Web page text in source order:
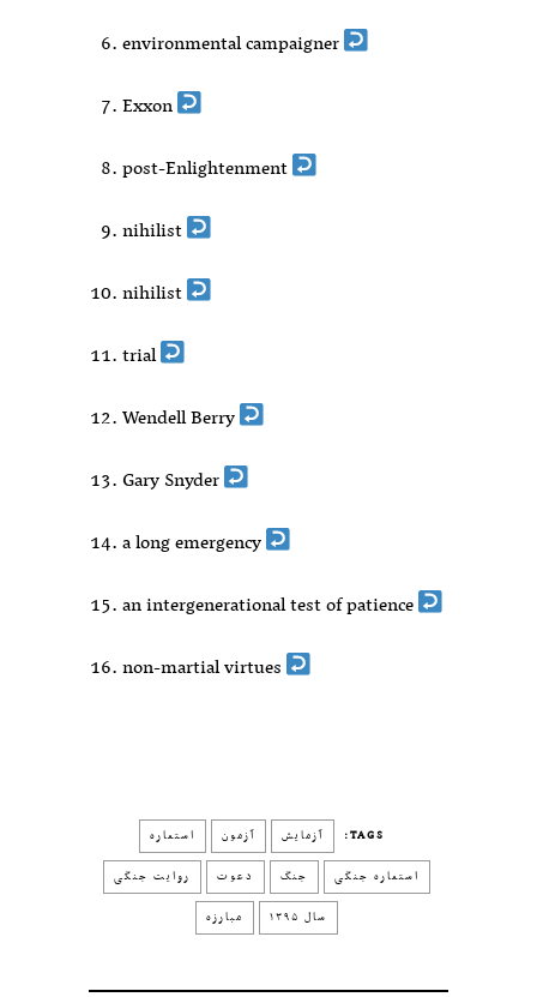
environmental campaigner
Exxon
post-Enlightenment
nihilist
nihilist
trial
Wendell Berry
Gary Snyder
a long emergency
an intergenerational test of patience
non-martial virtues
TAGS: آزمایش آزمون استعاره
استعاره جنگی جنگ دعوت روایت جنگی
سال ۱۳۹۵ مبارزه